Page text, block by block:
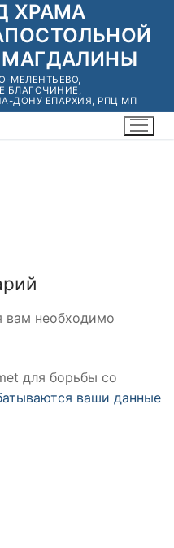
ХРАМА
МЕЛЕНТЬЕВО,
БЛАГОЧИНИЕ,
ДОНУ ЕПАРХИЯ, РПЦ МП
вам необходимо
для борьбы со
ваши данные